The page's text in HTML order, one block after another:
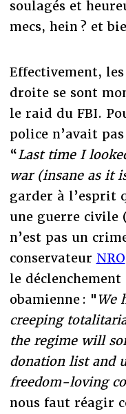
soulagés et
mecs, hein ? et
Effectivement,
droite se sont
le raid du FBI.
police n’avait
“Last time I
war (insane as it
garder à l’esprit
une guerre civile
n’est pas un
conservateur NRO
le
obamienne : "We
creeping
the regime will
donation list and
freedom-loving
nous faut réagir